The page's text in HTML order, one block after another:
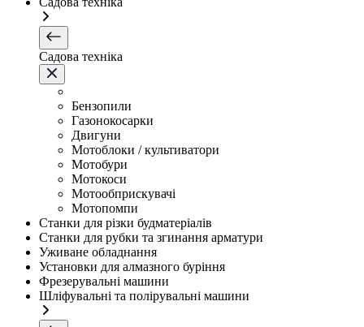
Садова техніка
Бензопили
Газонокосарки
Двигуни
Мотоблоки / культиватори
Мотобури
Мотокоси
Мотообприскувачі
Мотопомпи
Станки для різки будматеріалів
Станки для рубки та згинання арматури
Уживане обладнання
Установки для алмазного буріння
Фрезерувальні машини
Шліфувальні та полірувальні машини